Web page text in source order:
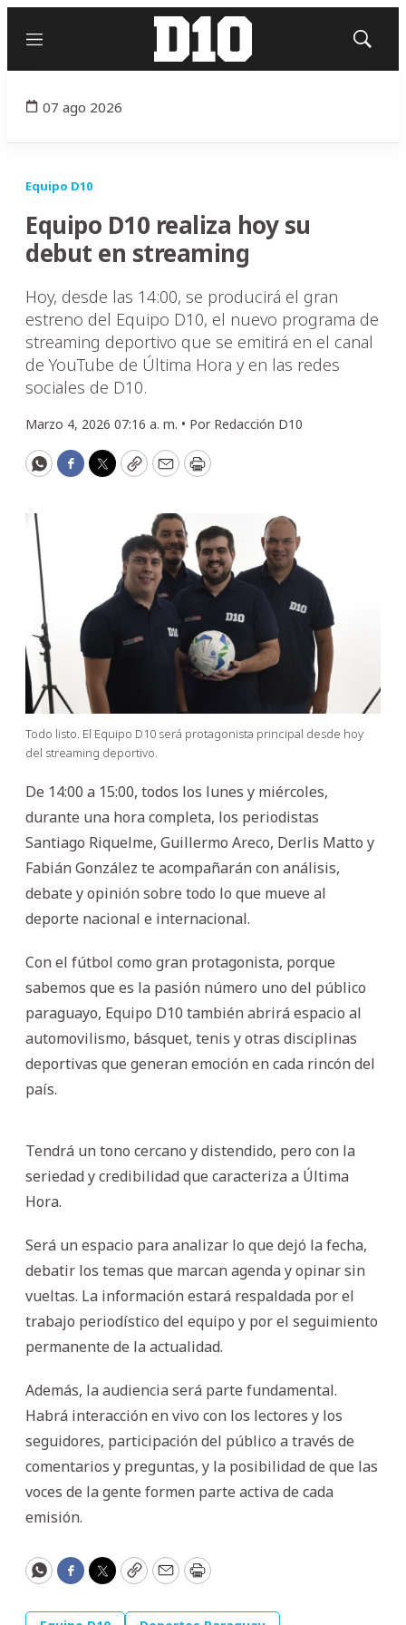
Menú
Mostrar
07 ago 2026
Equipo D10
Equipo D10 realiza hoy su
debut en streaming
Hoy, desde las 14:00, se producirá el gran
estreno del Equipo D10, el nuevo programa de
streaming deportivo que se emitirá en el canal
de YouTube de Última Hora y en las redes
sociales de D10.
Marzo 4, 2026 07:16 a. m. • Por Redacción D10
WhatsApp
Facebook
Twitter
CopyEmailPrint
Todo listo. El Equipo D10 será protagonista principal desde hoy
del streaming deportivo.
De 14:00 a 15:00, todos los lunes y miércoles,
durante una hora completa, los periodistas
Santiago Riquelme, Guillermo Areco, Derlis Matto y
Fabián González te acompañarán con análisis,
debate y opinión sobre todo lo que mueve al
deporte nacional e internacional.
Con el fútbol como gran protagonista, porque
sabemos que es la pasión número uno del público
paraguayo, Equipo D10 también abrirá espacio al
automovilismo, básquet, tenis y otras disciplinas
deportivas que generan emoción en cada rincón del
país.
Tendrá un tono cercano y distendido, pero con la
seriedad y credibilidad que caracteriza a Última
Hora.
Será un espacio para analizar lo que dejó la fecha,
debatir los temas que marcan agenda y opinar sin
vueltas. La información estará respaldada por el
trabajo periodístico del equipo y por el seguimiento
permanente de la actualidad.
Además, la audiencia será parte fundamental.
Habrá interacción en vivo con los lectores y los
seguidores, participación del público a través de
comentarios y preguntas, y la posibilidad de que las
voces de la gente formen parte activa de cada
emisión.
WhatsApp
Facebook
Twitter
CopyEmailPrint